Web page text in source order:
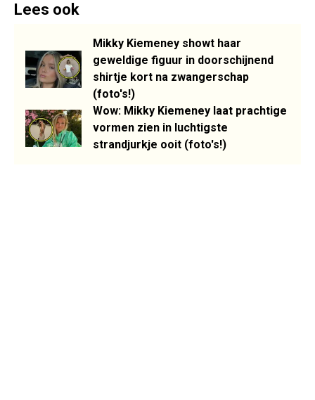
Lees ook
Mikky Kiemeney showt haar
geweldige figuur in doorschijnend
shirtje kort na zwangerschap
(foto's!)
Wow: Mikky Kiemeney laat prachtige
vormen zien in luchtigste
strandjurkje ooit (foto's!)